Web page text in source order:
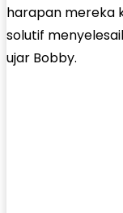
harapan mereka
solutif
ujar Bobby.